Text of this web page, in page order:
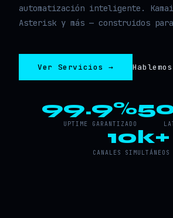
automatización inteligente.
Asterisk y más — construidos
Ver Servicios →
99.9%
UPTIME GARANTIZADO
10k+
CANALES SIMULTÁNEOS